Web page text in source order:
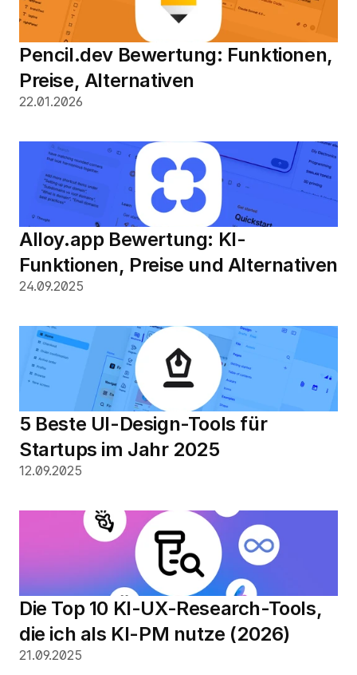
Pencil.dev Bewertung: Funktionen,
Preise, Alternativen
22.01.2026
Alloy.app Bewertung: KI-
Funktionen, Preise und Alternativen
24.09.2025
5 Beste UI-Design-Tools für
Startups im Jahr 2025
12.09.2025
Die Top 10 KI-UX-Research-Tools,
die ich als KI-PM nutze (2026)
21.09.2025